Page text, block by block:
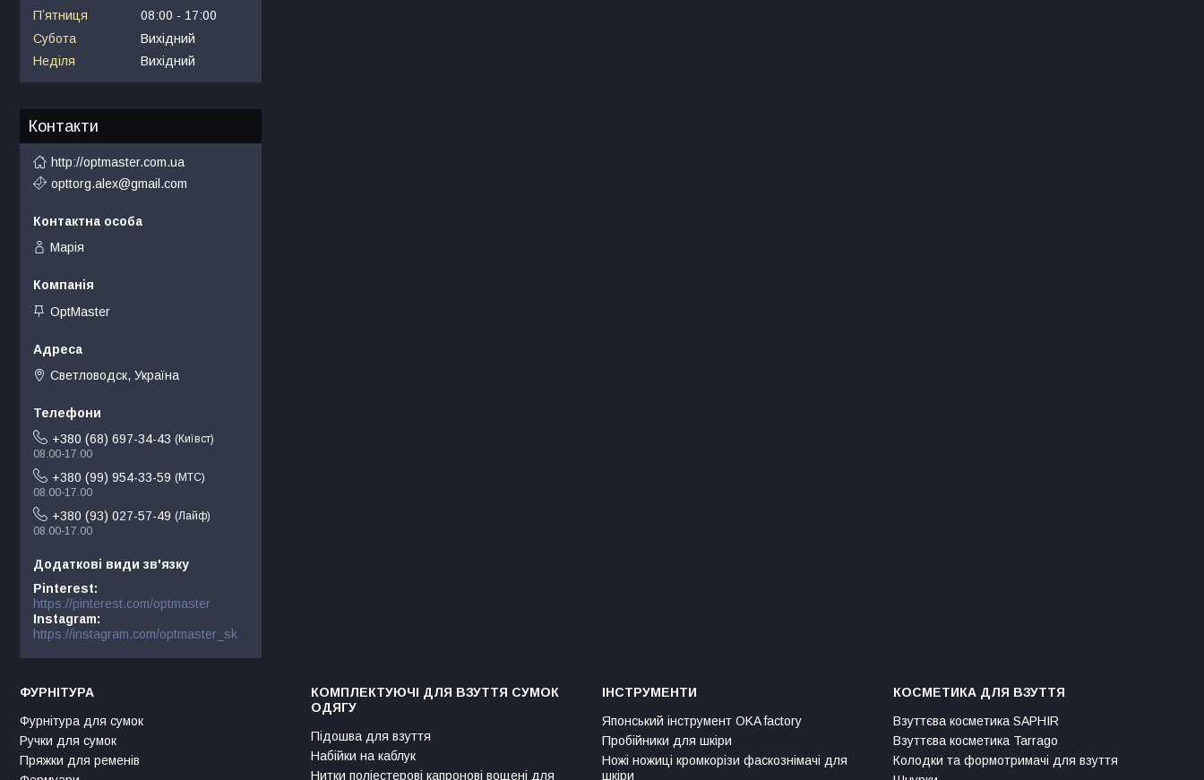
Пʼятниця
08:00
17:00
Субота
Вихідний
Неділя
Вихідний
Контакти
http://optmaster.com.ua
opttorg.alex@gmail.com
Марія
OptMaster
Светловодск, Україна
+380 (68) 697-34-43
Київст
08.00-17.00
+380 (99) 954-33-59
МТС
08.00-17.00
+380 (93) 027-57-49
Лайф
08.00-17.00
Pinterest
https://pinterest.com/optmaster
Instagram
https://instagram.com/optmaster_sk
ФУРНІТУРА
Фурнітура для сумок
Ручки для сумок
Пряжки для ременів
КОМПЛЕКТУЮЧІ ДЛЯ ВЗУТТЯ СУМОК
ОДЯГУ
Підошва для взуття
Набійки на каблук
Нитки поліестерові капронові вощені для
ІНСТРУМЕНТИ
Японський інструмент OKA factory
Пробійники для шкіри
Ножі ножиці кромкорізи фаскознімачі для
шкіри
КОСМЕТИКА ДЛЯ ВЗУТТЯ
Взуттєва косметика SAPHIR
Взуттєва косметика Tarrago
Колодки та формотримачі для взуття